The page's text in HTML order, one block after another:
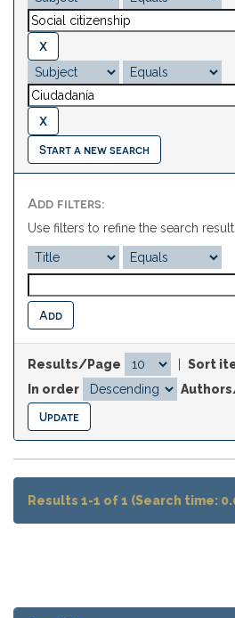
Start a new search
Add filters:
Use filters to refine the search
Results/Page
Sort
In order
Results 1-1 of 1 (Search time: